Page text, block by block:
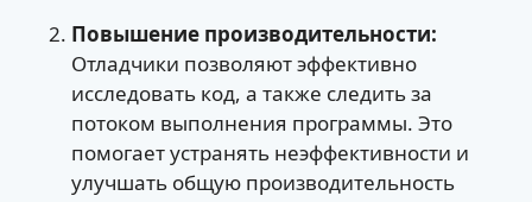
Повышение производительности:
Отладчики позволяют эффективно
исследовать код, а также следить за
потоком выполнения программы. Это
помогает устранять неэффективности и
улучшать общую производительность